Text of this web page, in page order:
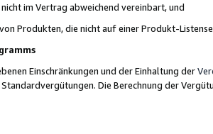
im Vertrag abweichend vereinbart, und
Produkten, die nicht auf einer Produkt-
Einschränkungen und der Einhaltung der
Standardvergütungen. Die Berechnung der